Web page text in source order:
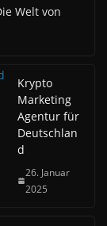
Welt von
Krypto
Marketing
Agentur für
Deutschlan
d
26. Januar
2025